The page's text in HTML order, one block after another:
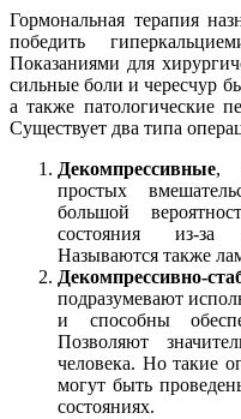
Гормональная терапия
победить
Показаниями для
сильные боли и чересчур
а также патологические
Существует два типа
Декомпрессивные,
простых
большой
состояния из-за
Называются также
Декомпрессивно-
подразумевают
и способны
Позволяют
человека. Но такие
могут быть
состояниях.